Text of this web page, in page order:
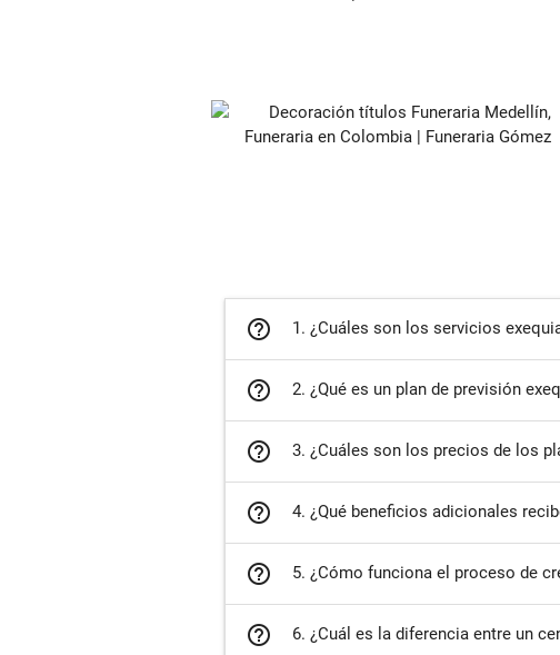
help_outline 1. ¿Cuáles son los servicios
help_outline 2. ¿Qué es un plan de previsión
help_outline 3. ¿Cuáles son los precios de los
help_outline 4. ¿Qué beneficios adicionales
help_outline 5. ¿Cómo funciona el proceso de
help_outline 6. ¿Cuál es la diferencia entre un